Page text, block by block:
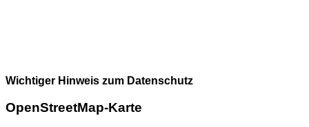
Wichtiger Hinweis zum Datenschutz
OpenStreetMap-Karte